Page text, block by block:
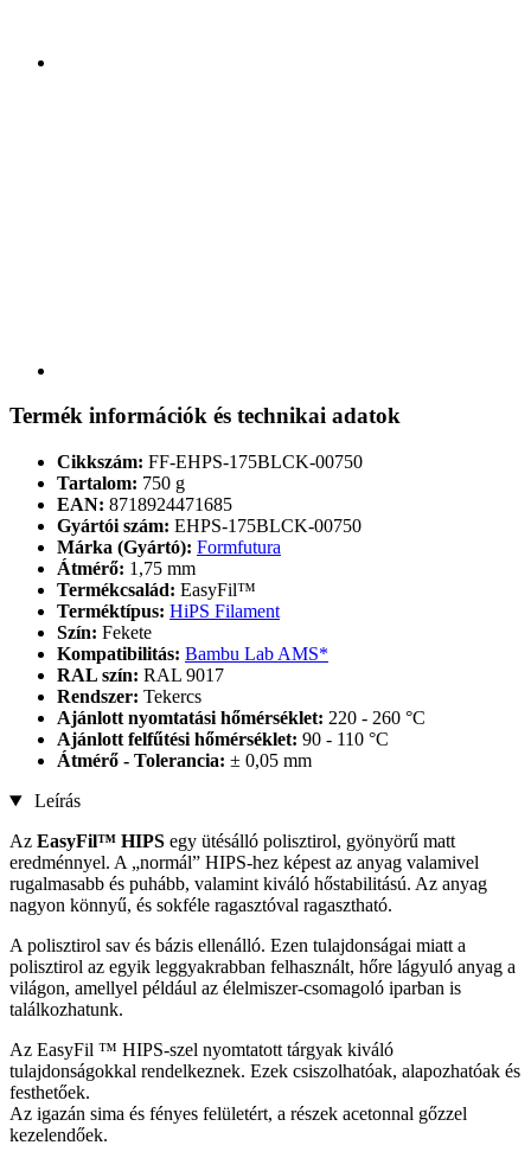
Termék információk és technikai adatok
Cikkszám: FF-EHPS-175BLCK-00750
Tartalom: 750 g
EAN: 8718924471685
Gyártói szám: EHPS-175BLCK-00750
Márka (Gyártó): Formfutura
Átmérő: 1,75 mm
Termékcsalád: EasyFil™
Terméktípus: HiPS Filament
Szín: Fekete
Kompatibilitás: Bambu Lab AMS*
RAL szín: RAL 9017
Rendszer: Tekercs
Ajánlott nyomtatási hőmérséklet: 220 - 260 °C
Ajánlott felfűtési hőmérséklet: 90 - 110 °C
Átmérő - Tolerancia: ± 0,05 mm
Leírás
Az EasyFil™ HIPS egy ütésálló polisztirol, gyönyörű matt
eredménnyel. A „normál” HIPS-hez képest az anyag valamivel
rugalmasabb és puhább, valamint kiváló hőstabilitású. Az anyag
nagyon könnyű, és sokféle ragasztóval ragasztható.
A polisztirol sav és bázis ellenálló. Ezen tulajdonságai miatt a
polisztirol az egyik leggyakrabban felhasznált, hőre lágyuló anyag a
világon, amellyel például az élelmiszer-csomagoló iparban is
találkozhatunk.
Az EasyFil ™ HIPS-szel nyomtatott tárgyak kiváló
tulajdonságokkal rendelkeznek. Ezek csiszolhatóak, alapozhatóak és
festhetőek.
Az igazán sima és fényes felületért, a részek acetonnal gőzzel
kezelendőek.